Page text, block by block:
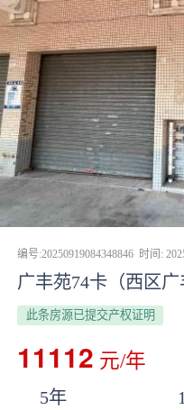
编号:20250919084348846 时间:
广丰苑74卡（西区广
此条房源已提交产权证明
11112 元/年
5年